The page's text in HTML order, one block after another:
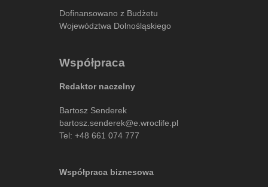
Dofinansowano z Budżetu
Województwa Dolnośląskiego
Współpraca
Redaktor naczelny
Bartosz Senderek
bartosz.senderek@e.wroclife.pl
Tel: +48 661 074 777
Współpraca biznesowa